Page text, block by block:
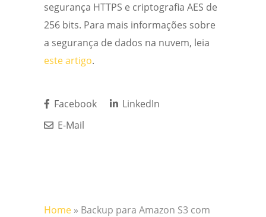
segurança HTTPS e criptografia AES de
256 bits. Para mais informações sobre
a segurança de dados na nuvem, leia
este artigo.
Facebook
LinkedIn
E-Mail
Home » Backup para Amazon S3 com